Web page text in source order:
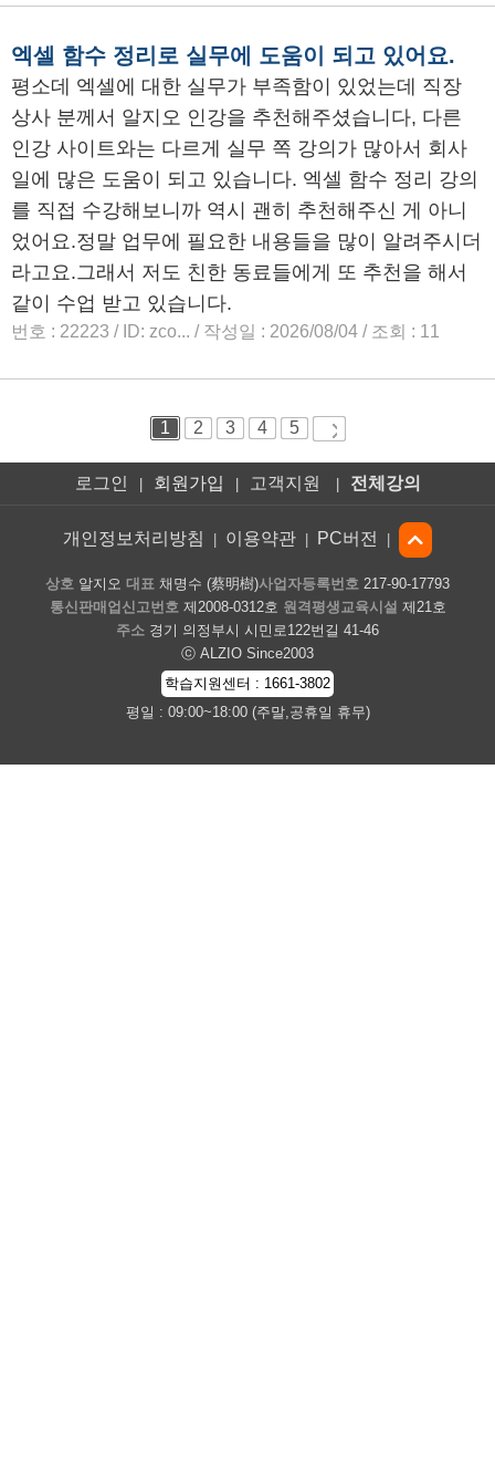
로그인 회원가입 고객지원 전체강의
개인정보처리방침 이용약관 PC버전
상호 알지오 대표 채명수 (蔡明樹)사업자등록번호 217-90-17793
통신판매업신고번호제2008-0312호 원격평생교육시설 제21호
주소 경기 의정부시 시민로122번길 41-46
ⓒ ALZIO Since2003
학습지원센터 : 1661-3802
평일 : 09:00~18:00 (주말,공휴일 휴무)